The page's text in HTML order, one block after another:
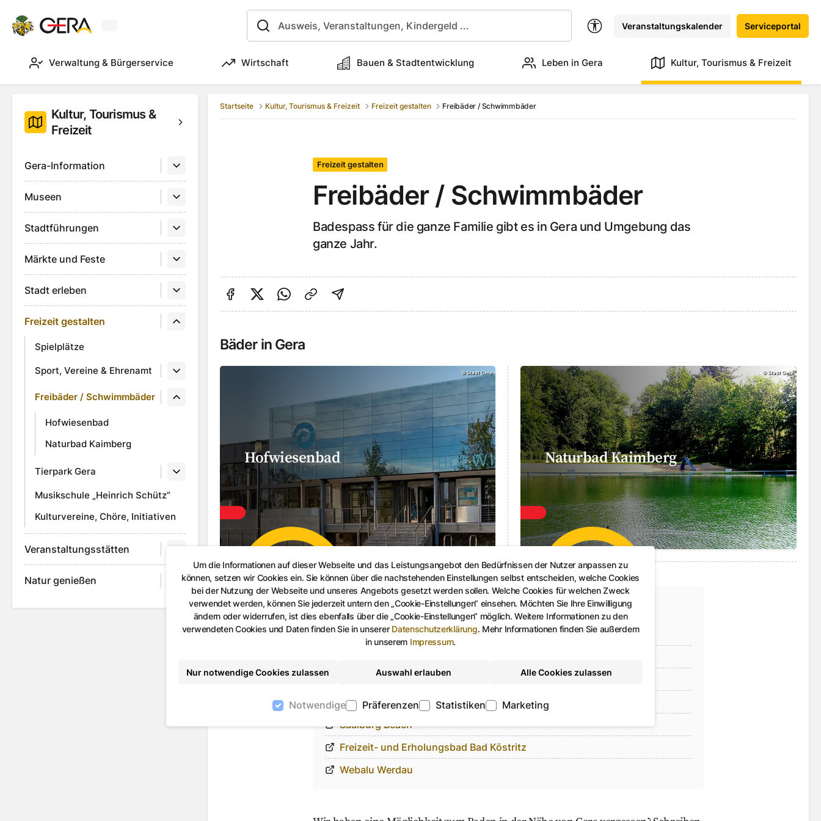
Um die Informationen auf dieser Webseite und das Leistungsangebot den Bedürfnissen der Nutzer anpassen zu
können, setzen wir Cookies ein. Sie können über die nachstehenden Einstellungen selbst entscheiden, welche Cookies
bei der Nutzung der Webseite und unseres Angebots gesetzt werden sollen. Welche Cookies für welchen Zweck
verwendet werden, können Sie jederzeit untern den „Cookie-Einstellungen“ einsehen. Möchten Sie Ihre Einwilligung
ändern oder widerrufen, ist dies ebenfalls über die „Cookie-Einstellungen“ möglich. Weitere Informationen zu den
verwendeten Cookies und Daten finden Sie in unserer Datenschutzerklärung. Mehr Informationen finden Sie außerdem
in unserem Impressum.
Nur notwendige Cookies zulassen Auswahl erlauben Alle Cookies zulassen
Notwendige Präferenzen Statistiken Marketing
Veranstaltungskalender Serviceportal
Verwaltung & Bürgerservice Wirtschaft Bauen & Stadtentwicklung Leben in Gera Kultur, Tourismus & Freizeit
Kultur, Tourismus &
Freizeit
Gera-Information
Museen
Stadtführungen
Märkte und Feste
Stadt erleben
Freizeit gestalten
Spielplätze
Sport, Vereine & Ehrenamt
Freibäder / Schwimmbäder
Hofwiesenbad
Naturbad Kaimberg
Tierpark Gera
Musikschule „Heinrich Schütz“
Kulturvereine, Chöre, Initiativen
Veranstaltungsstätten
Natur genießen
Startseite Kultur, Tourismus & Freizeit Freizeit gestalten Freibäder / Schwimmbäder
Freizeit gestalten
Freibäder / Schwimmbäder
Badespass für die ganze Familie gibt es in Gera und Umgebung das
ganze Jahr.
Auf Facebook teilen
Auf Twitter teilen
Per Link teilen
shareViaEmail
Bäder in Gera
©Stadt Gera
Hofwiesenbad
© Stadt Gera
Naturbad Kaimberg
Bäder in der Umgebung
Kristall Therme Bad Klosterlausnitz
GalaxSea Freizeitbad in Jena
Strandbad Zeulenroda
Saalburg Beach
Freizeit- und Erholungsbad Bad Köstritz
Webalu Werdau